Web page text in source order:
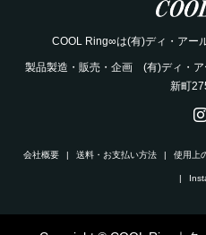
COOL Ring∞は​(有)ディ・アー
製品製造・販売・企画 ​(有)ディ・
新町
会社概要 送料・お支払い方法 使用上